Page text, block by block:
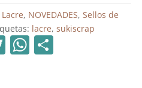
Lacre, NOVEDADES, Sellos de
lacre, sukiscrap
T W